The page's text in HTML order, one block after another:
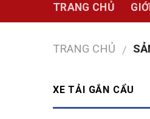
TRANG CHỦ
TRANG CHỦ /
XE TẢI GẮN CẨU